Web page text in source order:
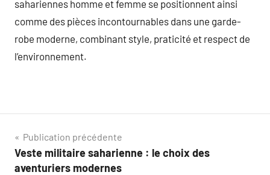
sahariennes homme et femme se positionnent ainsi
comme des pièces incontournables dans une garde-
robe moderne, combinant style, praticité et respect de
l’environnement.
Navigation
de
Publication précédente
Veste militaire saharienne : le choix des
aventuriers modernes